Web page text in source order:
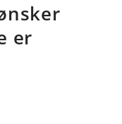
er